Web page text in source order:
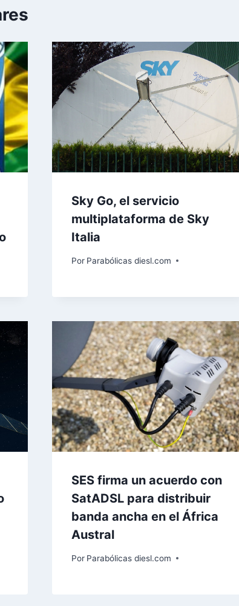
Sky Go, el servicio
multiplataforma de Sky
Italia
Por Parabólicas diesl.com
SES firma un acuerdo con
SatADSL para distribuir
banda ancha en el África
Austral
Por Parabólicas diesl.com